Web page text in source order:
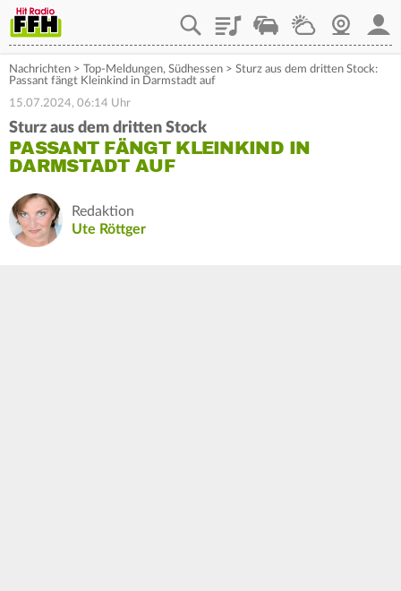
PlaylistStaupilotWetterWebcam
Nachrichten > Top-Meldungen, Südhessen > Sturz aus dem dritten Stock:
Passant fängt Kleinkind in Darmstadt auf
15.07.2024, 06:14 Uhr
Sturz aus dem dritten Stock
PASSANT FÄNGT KLEINKIND IN
DARMSTADT AUF
Redaktion
Ute Röttger